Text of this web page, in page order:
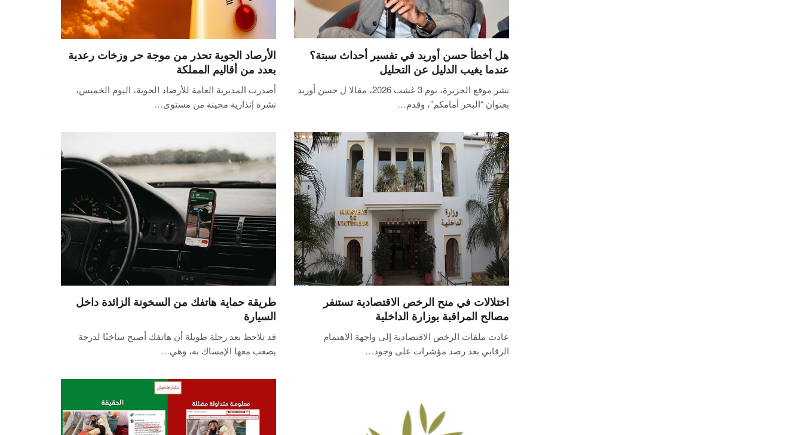
هل أخطأ حسن أوريد في تفسير أحداث سبتة؟
عندما يغيب الدليل عن التحليل
نشر موقع الجزيرة، يوم 3 غشت 2026، مقالا ل حسن أوريد
بعنوان “البحر أمامكم”، وقدم…
الأرصاد الجوية تحذر من موجة حر وزخات رعدية
بعدد من أقاليم المملكة
أصدرت المديرية العامة للأرصاد الجوية، اليوم الخميس،
نشرة إنذارية محينة من مستوى…
اختلالات في منح الرخص الاقتصادية تستنفر
مصالح المراقبة بوزارة الداخلية
عادت ملفات الرخص الاقتصادية إلى واجهة الاهتمام
الرقابي بعد رصد مؤشرات على وجود…
طريقة حماية هاتفك من السخونة الزائدة داخل
السيارة
قد تلاحظ بعد رحلة طويلة أن هاتفك أصبح ساخنًا لدرجة
يصعب معها الإمساك به، وهي…